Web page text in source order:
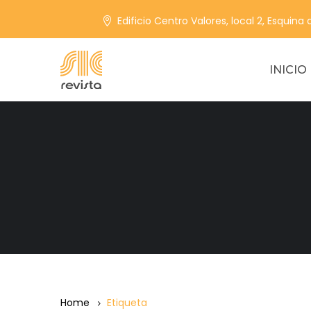
Edificio Centro Valores, local 2, Esquina
INICIO
Home Etiqueta